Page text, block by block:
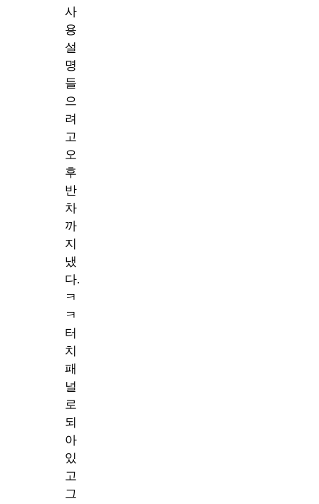
사
용
설
명
들
으
려
고
오
후
반
차
까
지
냈
다.
ㅋ
ㅋ
터
치
패
널
로
되
아
있
고
그